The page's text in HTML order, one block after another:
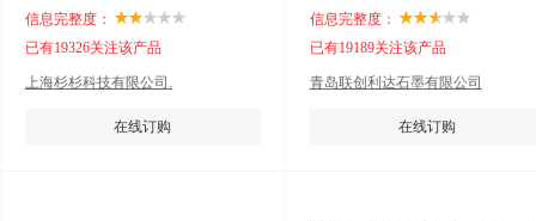
信息完整度：
已有19326关注该产品
上海杉杉科技有限公司.
在线订购
信息完整度：
已有19189关注该产品
青岛联创利达石墨有限公司
在线订购